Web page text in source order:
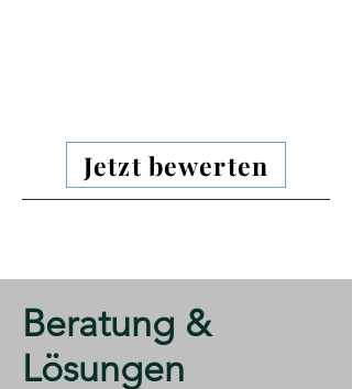
Jetzt bewerten
​Beratung &
Lösungen